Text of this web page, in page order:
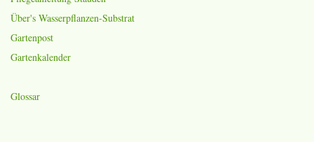
Über's Wasserpflanzen-Substrat
Gartenpost
Gartenkalender
Glossar